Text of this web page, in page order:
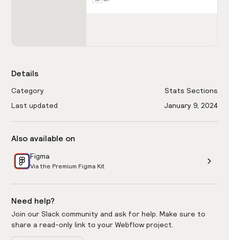
Details
Category
Stats Sections
Last updated
January 9, 2024
Also available on
Figma
Via the Premium Figma Kit
Need help?
Join our Slack community and ask for help. Make sure to
share a read-only link to your Webflow project.